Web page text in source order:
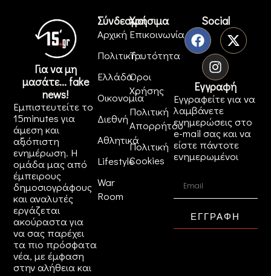
Για να μη
μασάτε... fake
news!
Εμπιστευτείτε το
15minutes για
άμεση και
αξιόπιστη
ενημέρωση. Η
ομάδα μας από
έμπειρους
δημοσιογράφους
και αναλυτές
εργάζεται
ακούραστα για
να σας παρέχει
τα πιο πρόσφατα
νέα, με έμφαση
στην αλήθεια και
Σύνδεσμοι
Αρχική
Πολιτική
Ελλάδα
Οικονομία
Διεθνή
Αθλητικά
Lifestyle
War
Room
Χρήσιμα
Επικοινωνία
Ταυτότητα
Όροι
Χρήσης
Πολιτική
Απορρήτου
Πολιτική
Cookies
Social
Εγγραφή
Εγγραφείτε για να
λαμβάνετε
ενημερώσεις στο
e-mail σας και να
είστε πάντοτε
ενημερωμένοι
ΕΓΓΡΑΦΗ